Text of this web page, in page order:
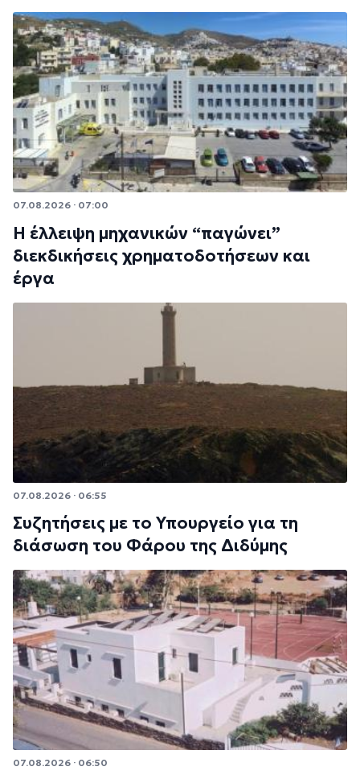
07.08.2026 · 07:00
Η έλλειψη μηχανικών “παγώνει”
διεκδικήσεις χρηματοδοτήσεων και
έργα
07.08.2026 · 06:55
Συζητήσεις με το Υπουργείο για τη
διάσωση του Φάρου της Διδύμης
07.08.2026 · 06:50